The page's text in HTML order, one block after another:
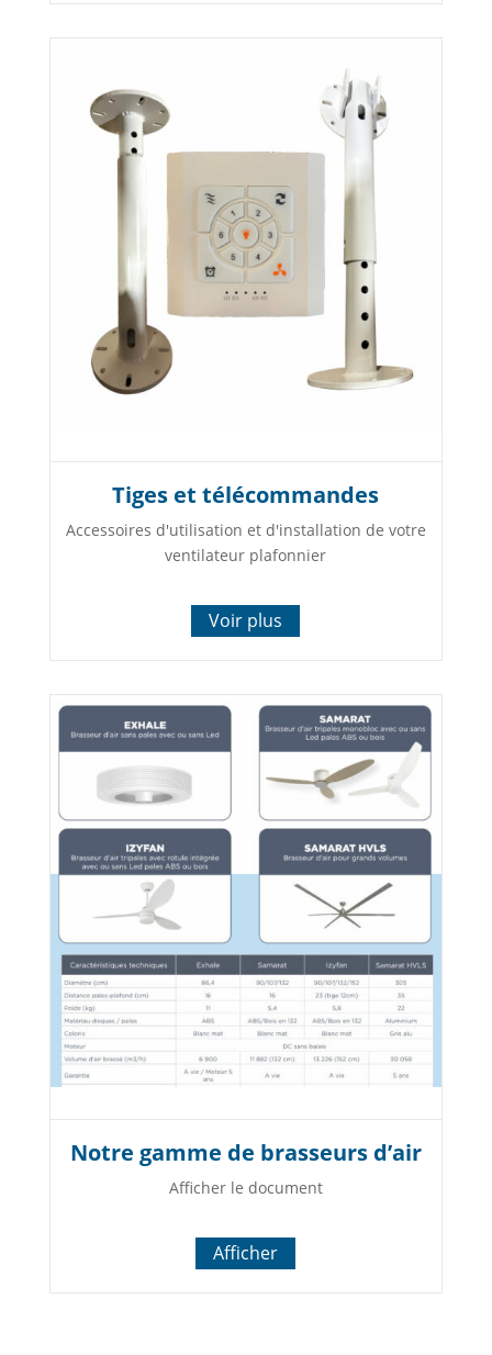
Tiges et télécommandes
Accessoires d'utilisation et d'installation de votre
ventilateur plafonnier
Voir plus
Notre gamme de brasseurs d’air
Afficher le document
Afficher